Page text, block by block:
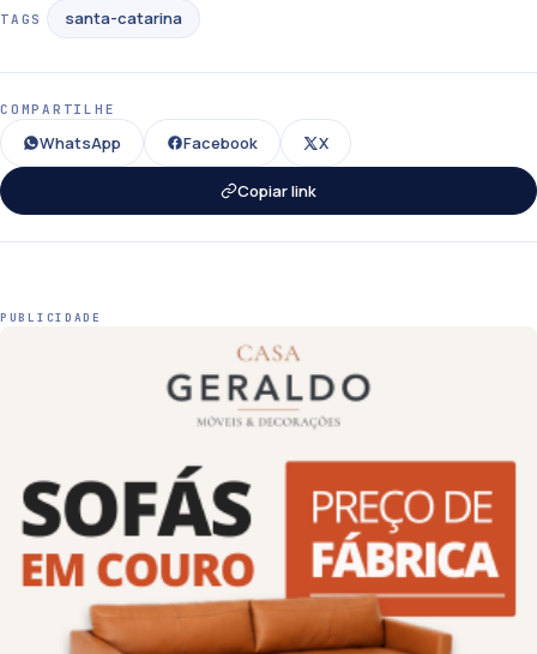
TAGS santa-catarina
COMPARTILHE
WhatsApp Facebook X
Copiar link
PUBLICIDADE